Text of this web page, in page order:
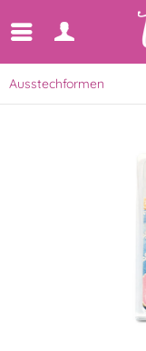
Ausstechformen